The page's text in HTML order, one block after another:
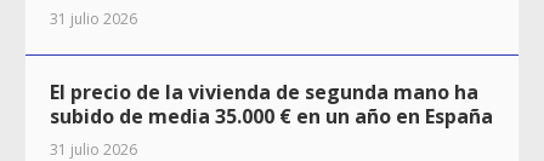
31 julio 2026
El precio de la vivienda de segunda mano ha
subido de media 35.000 € en un año en España
31 julio 2026